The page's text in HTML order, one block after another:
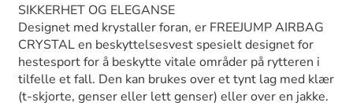
SIKKERHET OG ELEGANSE
Designet med krystaller foran, er FREEJUMP AIRBAG
CRYSTAL en beskyttelsesvest spesielt designet for
hestesport for å beskytte vitale områder på rytteren i
tilfelle et fall. Den kan brukes over et tynt lag med klær
(t-skjorte, genser eller lett genser) eller over en jakke.